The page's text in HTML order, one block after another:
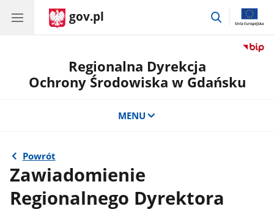
gov.pl
przejdź
Regionalna Dyrekcja
Ochrony Środowiska w Gdańsku
MENU
Powrót
Zawiadomienie
Regionalnego Dyrektora